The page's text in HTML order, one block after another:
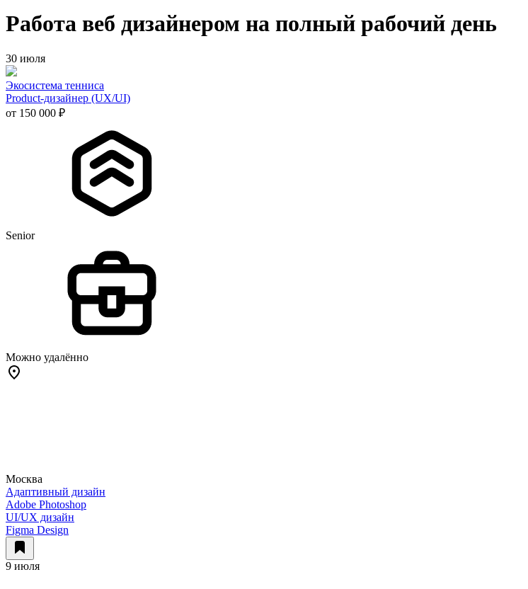
Работа веб дизайнером на полный рабочий день
30 июля
Экосистема тенниса
Product-дизайнер (UX/UI)
от 150 000 ₽
Senior
Можно удалённо
Москва
Адаптивный дизайн
Adobe Photoshop
UI/UX дизайн
Figma Design
9 июля